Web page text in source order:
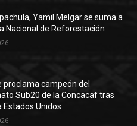
Yamil Melgar se suma a
Nacional de Reforestación
proclama campeón del
Sub20 de la Concacaf tras
Estados Unidos